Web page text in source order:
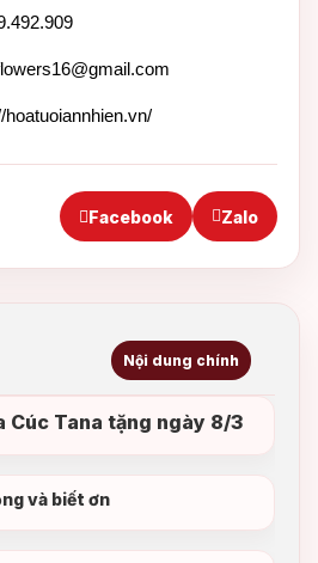
Facebook Zalo
Nội dung chính
Cúc Tana tặng ngày 8/3
và biết ơn